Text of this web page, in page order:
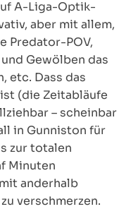
A-Liga-Optik-
aber mit allem,
Predator-POV,
Gewölben das
etc. Dass das
(die Zeitabläufe
– scheinbar
in Gunniston für
zur totalen
Minuten
anderhalb
verschmerzen.